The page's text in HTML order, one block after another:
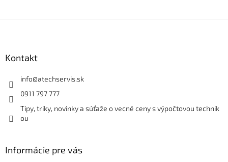
Kontakt
info@atechservis.sk
0911 797 777
Tipy, triky, novinky a súťaže o vecné ceny s výpočtovou technik
ou
Informácie pre vás